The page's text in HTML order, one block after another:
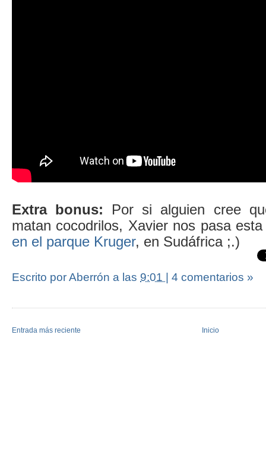
Extra bonus: Por si alguien cree
matan cocodrilos, Xavier nos pasa
en el parque Kruger, en Sudáfrica ;.)
Escrito por Aberrón a las 9:01 | 4 comentarios »
Entrada más reciente Inicio